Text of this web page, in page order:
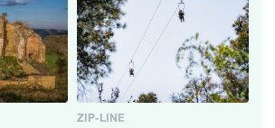
ZIP-LINE